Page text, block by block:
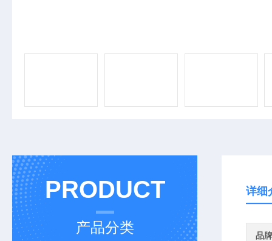
PRODUCT
产品分类
详细
品牌